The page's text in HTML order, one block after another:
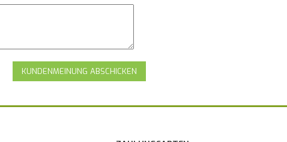
KUNDENMEINUNG ABSCHICKEN